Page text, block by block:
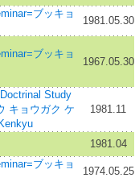
ブッキョ
1981.05.30
ブッキョ
1967.05.30
Study
キョウガク ケ
1981.11
1981.04
ブッキョ
1974.05.25